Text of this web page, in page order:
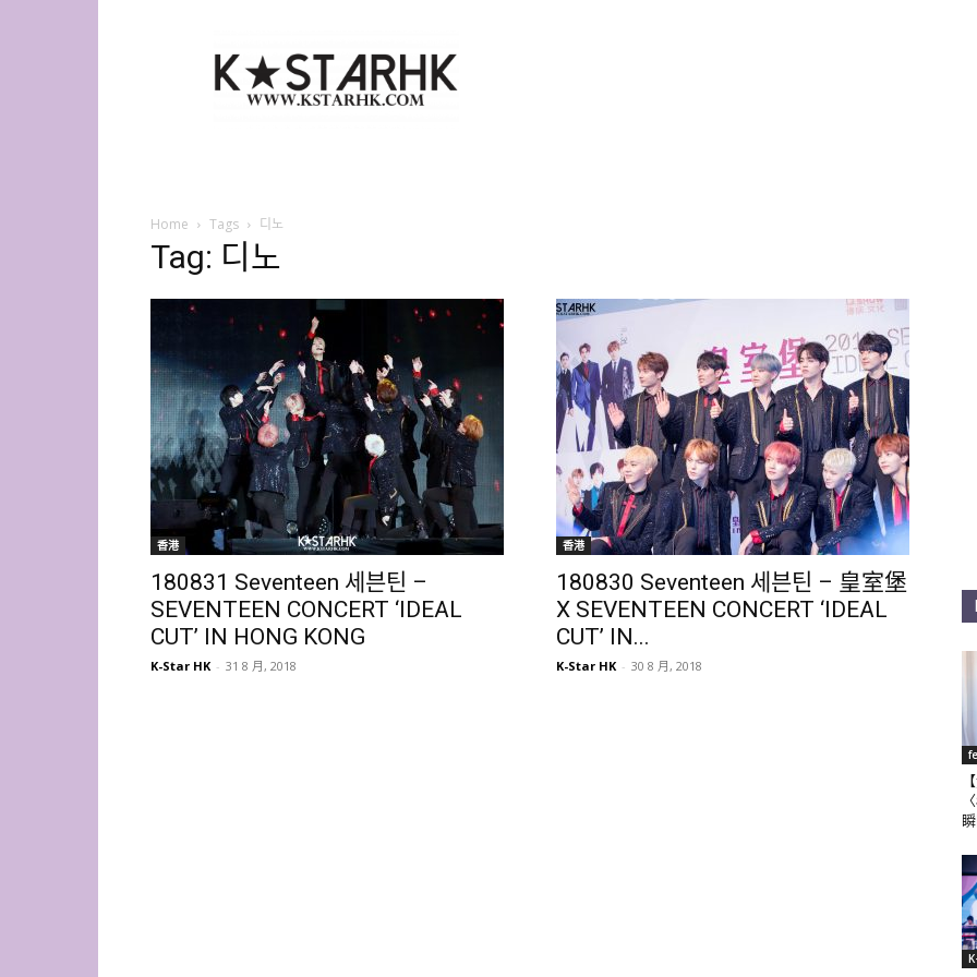
Star
HK
Home Tags 디노
Tag: 디노
香港
180831 Seventeen 세븐틴 –
SEVENTEEN CONCERT ‘IDEAL
CUT’ IN HONG KONG
K-Star HK - 31 8 月, 2018
香港
180830 Seventeen 세븐틴 – 皇室堡
X SEVENTEEN CONCERT ‘IDEAL
CUT’ IN...
K-Star HK - 30 8 月, 2018